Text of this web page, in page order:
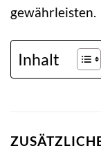
gewährleisten.
Inhalt